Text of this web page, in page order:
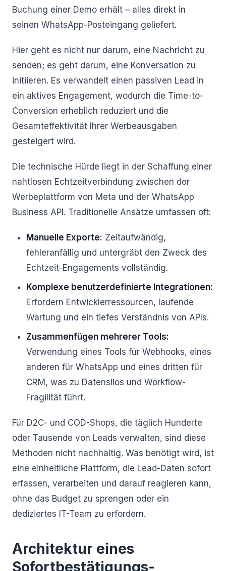
Buchung einer Demo erhält – alles direkt in
seinen WhatsApp-Posteingang geliefert.
Hier geht es nicht nur darum, eine Nachricht zu
senden; es geht darum, eine Konversation zu
initiieren. Es verwandelt einen passiven Lead in
ein aktives Engagement, wodurch die Time-to-
Conversion erheblich reduziert und die
Gesamteffektivität Ihrer Werbeausgaben
gesteigert wird.
Die technische Hürde liegt in der Schaffung einer
nahtlosen Echtzeitverbindung zwischen der
Werbeplattform von Meta und der WhatsApp
Business API. Traditionelle Ansätze umfassen oft:
Manuelle Exporte: Zeitaufwändig,
fehleranfällig und untergräbt den Zweck des
Echtzeit-Engagements vollständig.
Komplexe benutzerdefinierte Integrationen:
Erfordern Entwicklerressourcen, laufende
Wartung und ein tiefes Verständnis von APIs.
Zusammenfügen mehrerer Tools:
Verwendung eines Tools für Webhooks, eines
anderen für WhatsApp und eines dritten für
CRM, was zu Datensilos und Workflow-
Fragilität führt.
Für D2C- und COD-Shops, die täglich Hunderte
oder Tausende von Leads verwalten, sind diese
Methoden nicht nachhaltig. Was benötigt wird, ist
eine einheitliche Plattform, die Lead-Daten sofort
erfassen, verarbeiten und darauf reagieren kann,
ohne das Budget zu sprengen oder ein
dediziertes IT-Team zu erfordern.
Architektur eines
Sofortbestätigungs-